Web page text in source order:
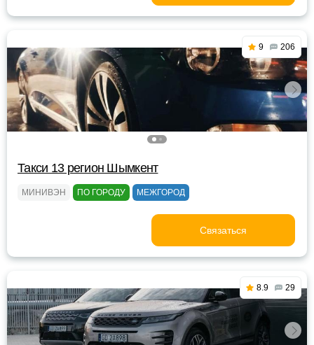
9 206
Такси 13 регион Шымкент
МИНИВЭН ПО ГОРОДУ МЕЖГОРОД
Связаться
8.9 29